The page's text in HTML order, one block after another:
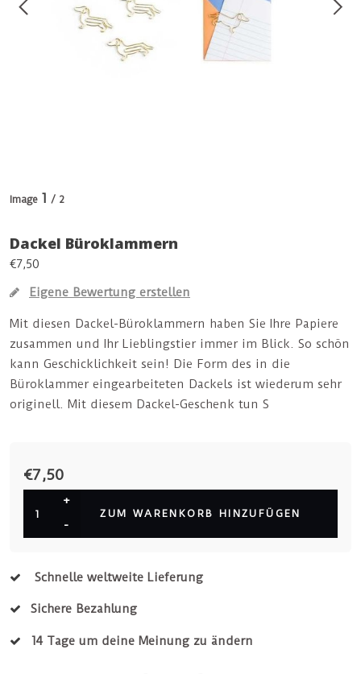
Image 1 / 2
Dackel Büroklammern
€7,50
Eigene Bewertung erstellen
Mit diesen Dackel-Büroklammern haben Sie Ihre Papiere
zusammen und Ihr Lieblingstier immer im Blick. So schön
kann Geschicklichkeit sein! Die Form des in die
Büroklammer eingearbeiteten Dackels ist wiederum sehr
originell. Mit diesem Dackel-Geschenk tun S
€7,50
+
-
ZUM WARENKORB HINZUFÜGEN
Schnelle weltweite Lieferung
Sichere Bezahlung
14 Tage um deine Meinung zu ändern